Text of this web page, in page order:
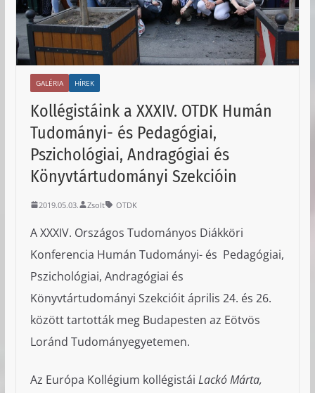
GALÉRIA HÍREK
Kollégistáink a XXXIV. OTDK Humán
Tudományi- és Pedagógiai,
Pszichológiai, Andragógiai és
Könyvtártudományi Szekcióin
2019.05.03. Zsolt OTDK
A XXXIV. Országos Tudományos Diákköri
Konferencia Humán Tudományi- és Pedagógiai,
Pszichológiai, Andragógiai és
Könyvtártudományi Szekcióit április 24. és 26.
között tartották meg Budapesten az Eötvös
Loránd Tudományegyetemen.
Az Európa Kollégium kollégistái Lackó Márta,